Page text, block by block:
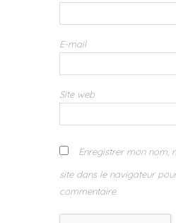
E-mail
Site web
Enregistrer mon nom,
site dans le navigateur
commentaire.